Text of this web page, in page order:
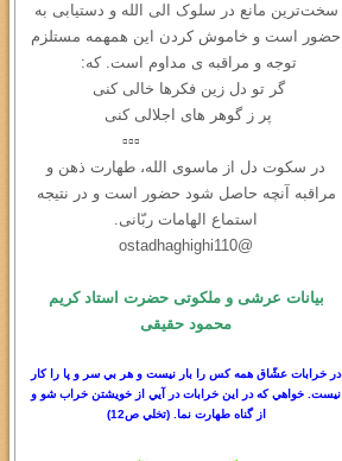
سخت‌ترین مانع در سلوک الی الله و دستیابی به
حضور است و خاموش کردن این همهمه مستلزم
توجه و مراقبه ی مداوم است. که:
گر تو دل زین فکرها خالی کنی
پر ز گوهر های اجلالی کنی
▫️▫️▫️
در سكوت دل از ماسوی الله، طهارت ذهن و
مراقبه آنچه حاصل شود حضور است و در نتیجه
استماع الهامات ربّانی.
@ostadhaghighi110
بیانات عرشی و ملکوتی حضرت استاد کریم
محمود حقیقی
در خرابات عشّاق همه كس را بار نيست و هر بي سر و پا را كار
نيست. خواهي كه در اين خرابات در آيي از خويشتن خراب شو و
از گناه طهارت نما.
(تخلي ص12)